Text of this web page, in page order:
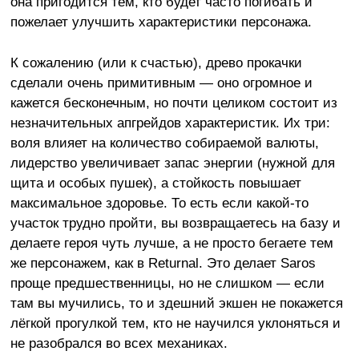
пожелает улучшить характеристики персонажа.
К сожалению (или к счастью), древо прокачки
сделали очень примитивным — оно огромное и
кажется бесконечным, но почти целиком состоит из
незначительных апгрейдов характеристик. Их три:
воля влияет на количество собираемой валюты,
лидерство увеличивает запас энергии (нужной для
щита и особых пушек), а стойкость повышает
максимальное здоровье. То есть если какой-то
участок трудно пройти, вы возвращаетесь на базу и
делаете героя чуть лучше, а не просто бегаете тем
же персонажем, как в Returnal. Это делает Saros
проще предшественницы, но не слишком — если
там вы мучились, то и здешний экшен не покажется
лёгкой прогулкой тем, кто не научился уклоняться и
не разобрался во всех механиках.